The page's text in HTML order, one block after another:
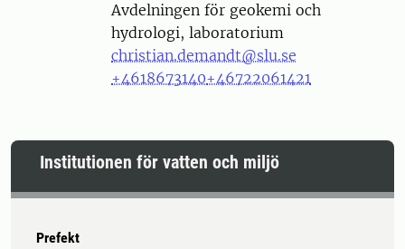
Avdelningen för geokemi och
hydrologi, laboratorium
christian.demandt@slu.se
+4618673140+46722061421
Institutionen för vatten och miljö
Prefekt